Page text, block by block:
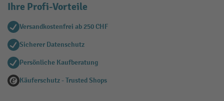
Ihre Profi-Vorteile
Versandkostenfrei ab 250 CHF
Sicherer Datenschutz
Persönliche Kaufberatung
Käuferschutz - Trusted Shops